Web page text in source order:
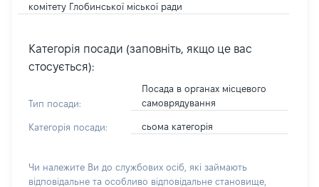
комітету Глобинської міської ради
Категорія посади (заповніть, якщо це вас
стосується):
Тип посади:
Посада в органах місцевого
самоврядування
Категорія посади: сьома категорія
Чи належите Ви до службових осіб, які займають
відповідальне та особливо відповідальне становище,